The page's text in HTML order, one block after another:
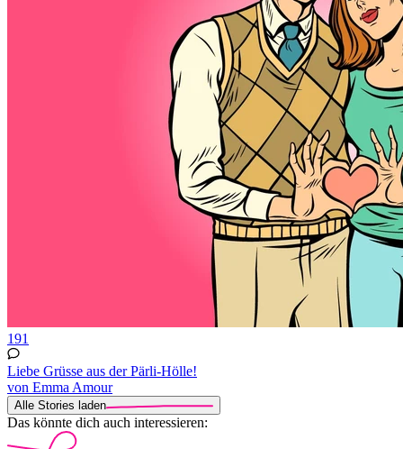
191
Liebe Grüsse aus der Pärli-Hölle!
von Emma Amour
Alle Stories laden
Das könnte dich auch interessieren: